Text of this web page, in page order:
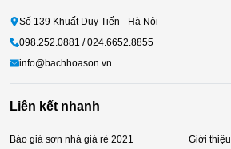
Số 139 Khuất Duy Tiến - Hà Nội
098.252.0881 / 024.6652.8855
info@bachhoason.vn
Liên kết nhanh
Báo giá sơn nhà giá rẻ 2021
Giới thiệu